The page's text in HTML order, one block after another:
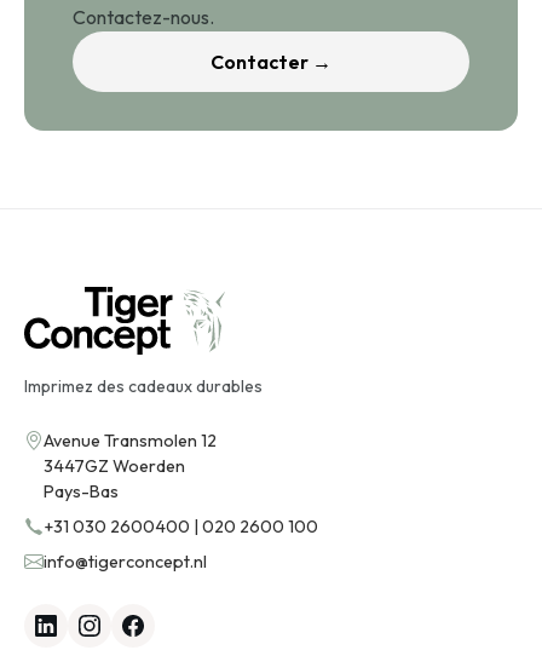
Contactez-nous.
Contacter →
Imprimez des cadeaux durables
Avenue Transmolen 12
3447GZ Woerden
Pays-Bas
+31 030 2600400 | 020 2600 100
info@tigerconcept.nl